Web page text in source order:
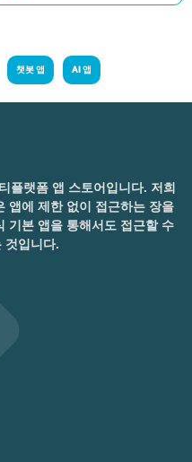
챗봇 앱 AI 앱
랫폼 앱 스토어입니다. 저희
앱에 제한 없이 접근하는 장을
기본 앱을 통해서도 접근할 수
것입니다.